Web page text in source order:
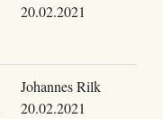
20.02.2021
Johannes Rilk
20.02.2021